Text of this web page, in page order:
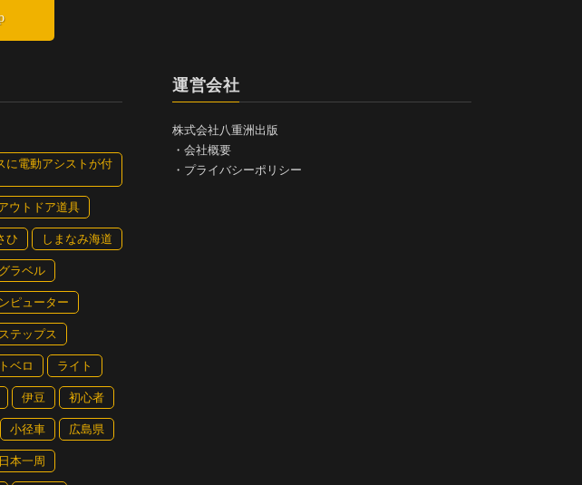
に電動アシストが付
ウトドア道具
ひ しまなみ海道
グラベル
ピューター
ステップス
ベロ ライト
伊豆 初心者
小径車 広島県
日本一周
運営会社
株式会社八重洲出版
・ 会社概要
・ プライバシーポリシー